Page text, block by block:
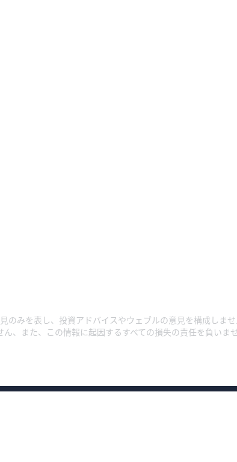
のみを表し、投資アドバイスやウェブルの意見を構成しま
、また、この情報に起因するすべての損失の責任を負いませ